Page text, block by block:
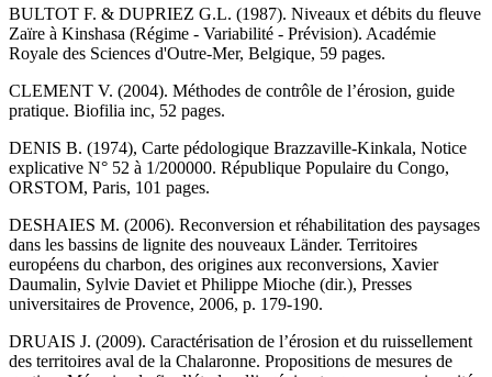
BULTOT F. & DUPRIEZ G.L. (1987). Niveaux et débits du fleuve
Zaïre à Kinshasa (Régime - Variabilité - Prévision). Académie
Royale des Sciences d'Outre-Mer, Belgique, 59 pages.
CLEMENT V. (2004). Méthodes de contrôle de l’érosion, guide
pratique. Biofilia inc, 52 pages.
DENIS B. (1974), Carte pédologique Brazzaville-Kinkala, Notice
explicative N° 52 à 1/200000. République Populaire du Congo,
ORSTOM, Paris, 101 pages.
DESHAIES M. (2006). Reconversion et réhabilitation des paysages
dans les bassins de lignite des nouveaux Länder. Territoires
européens du charbon, des origines aux reconversions, Xavier
Daumalin, Sylvie Daviet et Philippe Mioche (dir.), Presses
universitaires de Provence, 2006, p. 179-190.
DRUAIS J. (2009). Caractérisation de l’érosion et du ruissellement
des territoires aval de la Chalaronne. Propositions de mesures de